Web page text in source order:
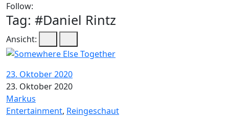
Follow:
Tag: #Daniel Rintz
Ansicht:
23. Oktober 2020
23. Oktober 2020
Markus
Entertainment, Reingeschaut